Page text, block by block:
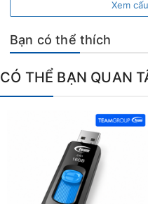
Xem
Bạn có thể thích
CÓ THỂ BẠN QUAN